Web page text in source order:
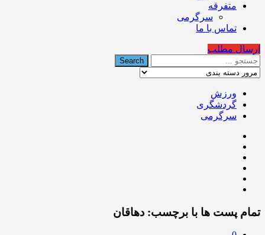
متفرقه
سرگرمی
تماس با ما
ارسال مطلب
ورزش
گردشگری
سرگرمی
تمام پست ها با برچسب: دهاقان